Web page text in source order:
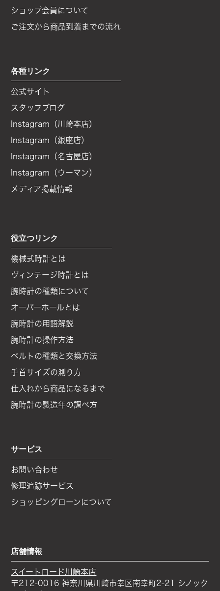
ショップ会員について
ご注文から商品到着までの流れ
各種リンク
公式サイト
スタッフブログ
Instagram（川崎本店）
Instagram（銀座店）
Instagram（名古屋店）
Instagram（ウーマン）
メディア掲載情報
役立つリンク
機械式時計とは
ヴィンテージ時計とは
腕時計の種類について
オーバーホールとは
腕時計の用語解説
腕時計の操作方法
ベルトの種類と交換方法
手首サイズの測り方
仕入れから商品になるまで
腕時計の製造年の調べ方
サービス
お問い合わせ
修理追跡サービス
ショッピングローンについて
店舗情報
スイートロード川崎本店
〒212-0016 神奈川県川崎市幸区南幸町2-21 シノック